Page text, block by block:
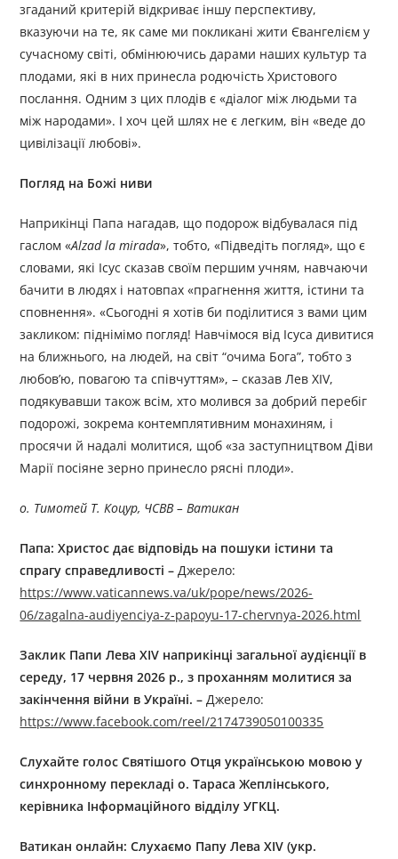
згаданий критерій відкриває іншу перспективу,
вказуючи на те, як саме ми покликані жити Євангелієм у
сучасному світі, обмінюючись дарами наших культур та
плодами, які в них принесла родючість Христового
послання. Одним з цих плодів є «діалог між людьми та
між народами». І хоч цей шлях не є легким, він «веде до
цивілізації любові».
Погляд на Божі ниви
Наприкінці Папа нагадав, що подорож відбувалася під
гаслом «Alzad la mirada», тобто, «Підведіть погляд», що є
словами, які Ісус сказав своїм першим учням, навчаючи
бачити в людях і натовпах «прагнення життя, істини та
сповнення». «Сьогодні я хотів би поділитися з вами цим
закликом: піднімімо погляд! Навчімося від Ісуса дивитися
на ближнього, на людей, на світ “очима Бога”, тобто з
любов’ю, повагою та співчуттям», – сказав Лев XIV,
подякувавши також всім, хто молився за добрий перебіг
подорожі, зокрема контемплятивним монахиням, і
просячи й надалі молитися, щоб «за заступництвом Діви
Марії посіяне зерно принесло рясні плоди».
о. Тимотей Т. Коцур, ЧСВВ – Ватикан
Папа: Христос дає відповідь на пошуки істини та
спрагу справедливості –Джерелo:
https://www.vaticannews.va/uk/pope/news/2026-
06/zagalna-audiyenciya-z-papoyu-17-chervnya-2026.html
Заклик Папи Лева XIV наприкінці загальної аудієнції в
середу, 17 червня 2026 р., з проханням молитися за
закінчення війни в Україні. –Джерелo:
https://www.facebook.com/reel/2174739050100335
Слухайте голос Святішого Отця українською мовою у
синхронному перекладі о. Тараса Жеплінського,
керівника Інформаційного відділу УГКЦ.
Ватикан онлайн: Слухаємо Папу Лева XIV (укр.